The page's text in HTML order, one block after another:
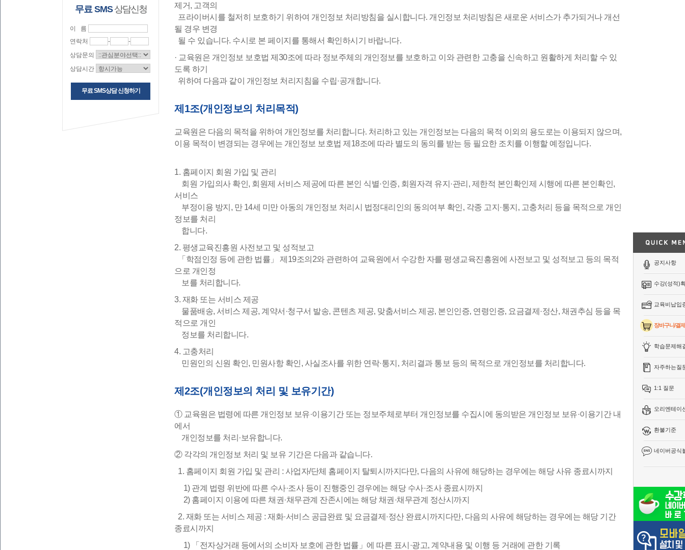
공지사항
수강(성적)
교육비납입
장바구니/결제
학습문제해
자주하는질
1:1 질문
오리엔테이
환불기준
네이버공식
무료 SMS상담신청
이 름
연락처
-
-
상담문의
상담시간
무료 SMS상담 신청하기
제거, 고객의
프라이버시를 철저히 보호하기 위하여 개인정보 처리방침을 실시합니다. 개인정보 처리방침은 새로운 서비스가 추가되거나 개선
될 경우 변경
될 수 있습니다. 수시로 본 페이지를 통해서 확인하시기 바랍니다.
· 교육원은 개인정보 보호법 제30조에 따라 정보주체의 개인정보를 보호하고 이와 관련한 고충을 신속하고 원활하게 처리할 수 있
도록 하기
위하여 다음과 같이 개인정보 처리지침을 수립·공개합니다.
제1조(개인정보의 처리목적)
교육원은 다음의 목적을 위하여 개인정보를 처리합니다. 처리하고 있는 개인정보는 다음의 목적 이외의 용도로는 이용되지 않으며,
이용 목적이 변경되는 경우에는 개인정보 보호법 제18조에 따라 별도의 동의를 받는 등 필요한 조치를 이행할 예정입니다.
1. 홈페이지 회원 가입 및 관리
회원 가입의사 확인, 회원제 서비스 제공에 따른 본인 식별·인증, 회원자격 유지·관리, 제한적 본인확인제 시행에 따른 본인확인,
서비스
부정이용 방지, 만 14세 미만 아동의 개인정보 처리시 법정대리인의 동의여부 확인, 각종 고지·통지, 고충처리 등을 목적으로 개인
정보를 처리
합니다.
2. 평생교육진흥원 사전보고 및 성적보고
「학점인정 등에 관한 법률」 제19조의2와 관련하여 교육원에서 수강한 자를 평생교육진흥원에 사전보고 및 성적보고 등의 목적
으로 개인정
보를 처리합니다.
3. 재화 또는 서비스 제공
물품배송, 서비스 제공, 계약서·청구서 발송, 콘텐츠 제공, 맞춤서비스 제공, 본인인증, 연령인증, 요금결제·정산, 채권추심 등을 목
적으로 개인
정보를 처리합니다.
4. 고충처리
민원인의 신원 확인, 민원사항 확인, 사실조사를 위한 연락·통지, 처리결과 통보 등의 목적으로 개인정보를 처리합니다.
제2조(개인정보의 처리 및 보유기간)
① 교육원은 법령에 따른 개인정보 보유·이용기간 또는 정보주체로부터 개인정보를 수집시에 동의받은 개인정보 보유·이용기간 내
에서
개인정보를 처리·보유합니다.
② 각각의 개인정보 처리 및 보유 기간은 다음과 같습니다.
1. 홈페이지 회원 가입 및 관리 : 사업자/단체 홈페이지 탈퇴시까지다만, 다음의 사유에 해당하는 경우에는 해당 사유 종료시까지
1) 관계 법령 위반에 따른 수사·조사 등이 진행중인 경우에는 해당 수사·조사 종료시까지
2) 홈페이지 이용에 따른 채권·채무관계 잔존시에는 해당 채권·채무관계 정산시까지
2. 재화 또는 서비스 제공 : 재화·서비스 공급완료 및 요금결제·정산 완료시까지다만, 다음의 사유에 해당하는 경우에는 해당 기간
종료시까지
1) 「전자상거래 등에서의 소비자 보호에 관한 법률」에 따른 표시·광고, 계약내용 및 이행 등 거래에 관한 기록